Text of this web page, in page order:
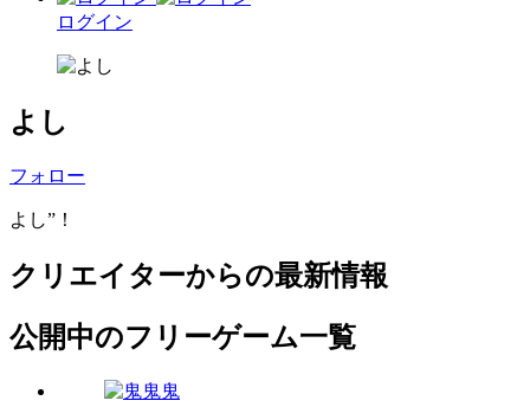
ログイン
よし
フォロー
よし”！
クリエイターからの最新情報
公開中のフリーゲーム一覧